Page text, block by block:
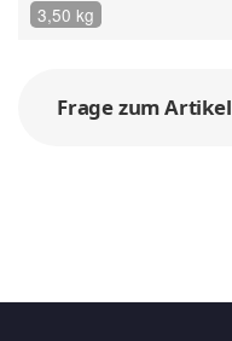
3,50 kg
Frage zum Artikel